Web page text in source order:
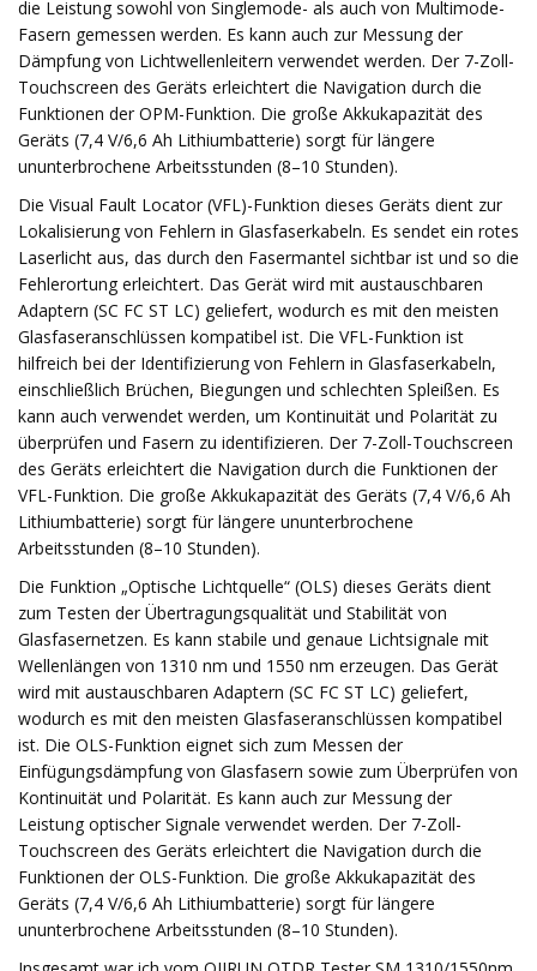
die Leistung sowohl von Singlemode- als auch von Multimode-
Fasern gemessen werden. Es kann auch zur Messung der
Dämpfung von Lichtwellenleitern verwendet werden. Der 7-Zoll-
Touchscreen des Geräts erleichtert die Navigation durch die
Funktionen der OPM-Funktion. Die große Akkukapazität des
Geräts (7,4 V/6,6 Ah Lithiumbatterie) sorgt für längere
ununterbrochene Arbeitsstunden (8–10 Stunden).
Die Visual Fault Locator (VFL)-Funktion dieses Geräts dient zur
Lokalisierung von Fehlern in Glasfaserkabeln. Es sendet ein rotes
Laserlicht aus, das durch den Fasermantel sichtbar ist und so die
Fehlerortung erleichtert. Das Gerät wird mit austauschbaren
Adaptern (SC FC ST LC) geliefert, wodurch es mit den meisten
Glasfaseranschlüssen kompatibel ist. Die VFL-Funktion ist
hilfreich bei der Identifizierung von Fehlern in Glasfaserkabeln,
einschließlich Brüchen, Biegungen und schlechten Spleißen. Es
kann auch verwendet werden, um Kontinuität und Polarität zu
überprüfen und Fasern zu identifizieren. Der 7-Zoll-Touchscreen
des Geräts erleichtert die Navigation durch die Funktionen der
VFL-Funktion. Die große Akkukapazität des Geräts (7,4 V/6,6 Ah
Lithiumbatterie) sorgt für längere ununterbrochene
Arbeitsstunden (8–10 Stunden).
Die Funktion „Optische Lichtquelle“ (OLS) dieses Geräts dient
zum Testen der Übertragungsqualität und Stabilität von
Glasfasernetzen. Es kann stabile und genaue Lichtsignale mit
Wellenlängen von 1310 nm und 1550 nm erzeugen. Das Gerät
wird mit austauschbaren Adaptern (SC FC ST LC) geliefert,
wodurch es mit den meisten Glasfaseranschlüssen kompatibel
ist. Die OLS-Funktion eignet sich zum Messen der
Einfügungsdämpfung von Glasfasern sowie zum Überprüfen von
Kontinuität und Polarität. Es kann auch zur Messung der
Leistung optischer Signale verwendet werden. Der 7-Zoll-
Touchscreen des Geräts erleichtert die Navigation durch die
Funktionen der OLS-Funktion. Die große Akkukapazität des
Geräts (7,4 V/6,6 Ah Lithiumbatterie) sorgt für längere
ununterbrochene Arbeitsstunden (8–10 Stunden).